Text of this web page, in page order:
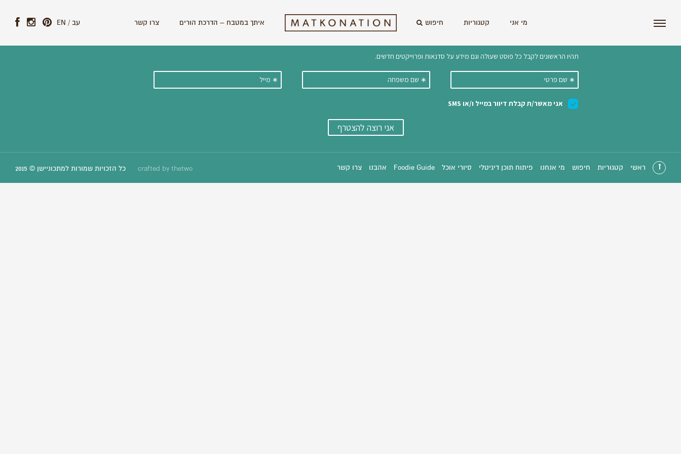
מי אני קטגוריות חיפוש איתך במטבח – הדרכת הורים צרו קשר EN / עב
הצטרפו לניוזלטר שלנו וקבלו ישירות למייל עדכונים על מתכונים וסיפורים חדשים:
ראשי קטגוריות חיפוש מי אנחנו פיתוח תוכן דיגיטלי סיורי אוכל Foodie Guide אהבנו צרו קשר crafted by thetwo כל הזכויות שמורות למתכוניישן © 2015